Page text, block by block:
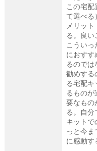
この宅配
て選べる
メリッ
る。良
こういっ
におすす
るので
勧めする
る宅配
るもの
要なもの
る。自
キットで
っと今ま
に感動す